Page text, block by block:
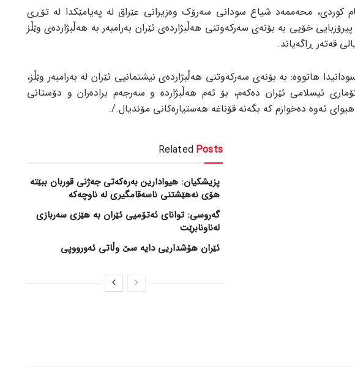
کوردی، محەممەد شیاع سودانی سەرۆک وەزیرانی عێراق لە پەیامێکدا لە تۆڕی
خۆیی بە بۆنەی سەرکەوتنی هەڵبژاردەی ئێران بەرامبەر بە هەڵبژاردەی وێڵز
قەتەر ڕاگەیاند.
هاتووە: بە بۆنەی سەرکەوتنی هەڵبژاردەی نیشتمانیی ئێران لە بەرامبەر وێڵز،
ئیسلامی ئێران دەکەم، بۆ ئەم هەڵبژاردە و سەرجەم برادەران و دۆستانی
هیوای ئەوە دەخوازم کە بگەنە قۆناغە هەستیارەکانی مۆندیال./.
Related Posts
پزیشکیان: هیوادارین بەرەکەتی جەژنی قوربان ببێتە
هۆی نەهێشتنی ناسەقامگیری لە ناوچەکە
گەروسی: توانای ئەتۆمیی ئێران بە هێزی سەربازی
لەناونابرێت
ئێران هۆشداریی دایە سێ وڵاتی ئەورووپی